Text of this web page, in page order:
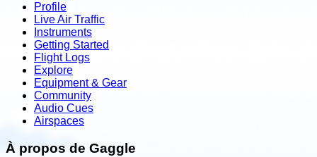
Profile
Live Air Traffic
Instruments
Getting Started
Flight Logs
Explore
Equipment & Gear
Community
Audio Cues
Airspaces
À propos de Gaggle